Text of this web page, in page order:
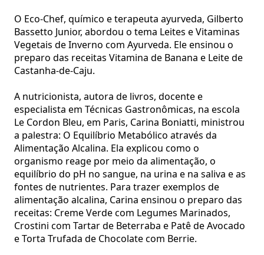
O Eco-Chef, químico e terapeuta ayurveda, Gilberto
Bassetto Junior, abordou o tema Leites e Vitaminas
Vegetais de Inverno com Ayurveda. Ele ensinou o
preparo das receitas Vitamina de Banana e Leite de
Castanha-de-Caju.
A nutricionista, autora de livros, docente e
especialista em Técnicas Gastronômicas, na escola
Le Cordon Bleu, em Paris, Carina Boniatti, ministrou
a palestra: O Equilíbrio Metabólico através da
Alimentação Alcalina. Ela explicou como o
organismo reage por meio da alimentação, o
equilíbrio do pH no sangue, na urina e na saliva e as
fontes de nutrientes. Para trazer exemplos de
alimentação alcalina, Carina ensinou o preparo das
receitas: Creme Verde com Legumes Marinados,
Crostini com Tartar de Beterraba e Patê de Avocado
e Torta Trufada de Chocolate com Berrie.